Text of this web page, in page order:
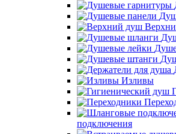
Изливы
подключения